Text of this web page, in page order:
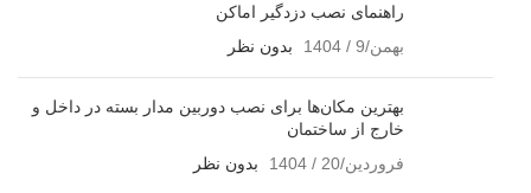
راهنمای نصب دزدگیر اماکن
بهمن/9 / 1404
بدون نظر
بهترین مکان‌ها برای نصب دوربین مدار بسته در داخل و
خارج از ساختمان
فروردین/20 / 1404
بدون نظر